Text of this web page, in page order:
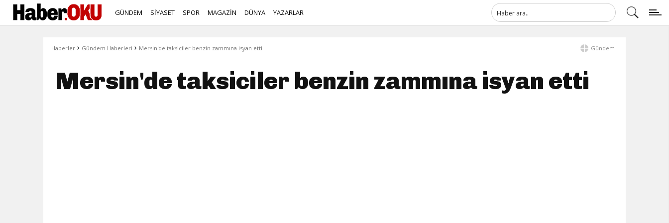
GÜNDEM SİYASET SPOR MAGAZİN DÜNYA YAZARLAR
Haberler › Gündem Haberleri › Mersin'de taksiciler benzin zammına isyan etti Gündem
Mersin'de taksiciler benzin zammına isyan etti